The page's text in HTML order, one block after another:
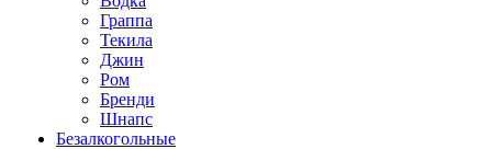
Граппа
Текила
Джин
Ром
Бренди
Шнапс
Безалкогольные